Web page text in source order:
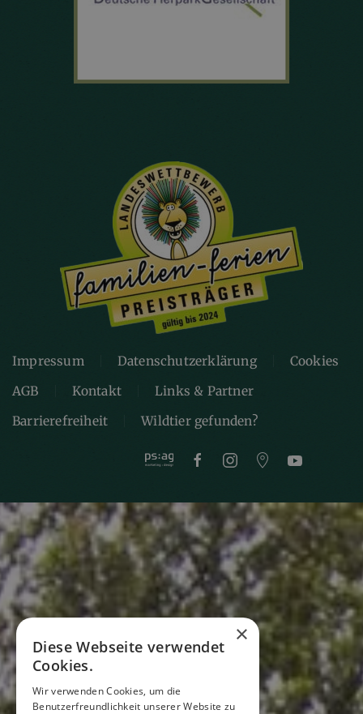
Impressum Datenschutzerklärung
Cookies
AGB
Kontakt
Links & Partner
Barrierefreiheit
Wildtier gefunden?
×
Diese Webseite verwendet
Cookies.
Wir verwenden Cookies, um die
Benutzerfreundlichkeit unserer Website zu